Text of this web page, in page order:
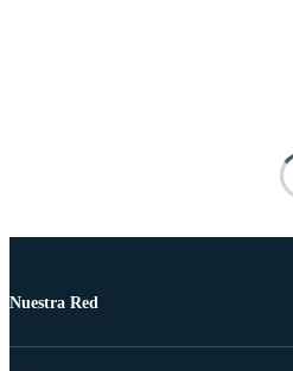
Nuestra Red